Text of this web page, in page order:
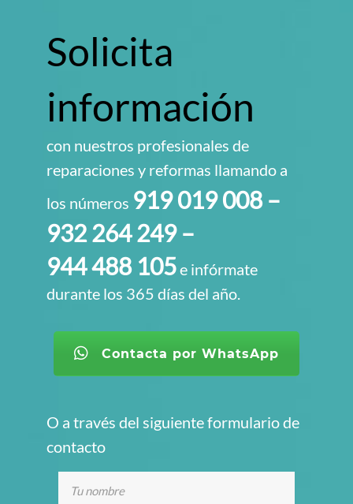
Solicita
información
con nuestros profesionales de
reparaciones y reformas llamando a
los números 919 019 008–
932 264 249–
944 488 105e infórmate
durante los 365 días del año.
Contacta por WhatsApp
O a través del siguiente formulario de
contacto